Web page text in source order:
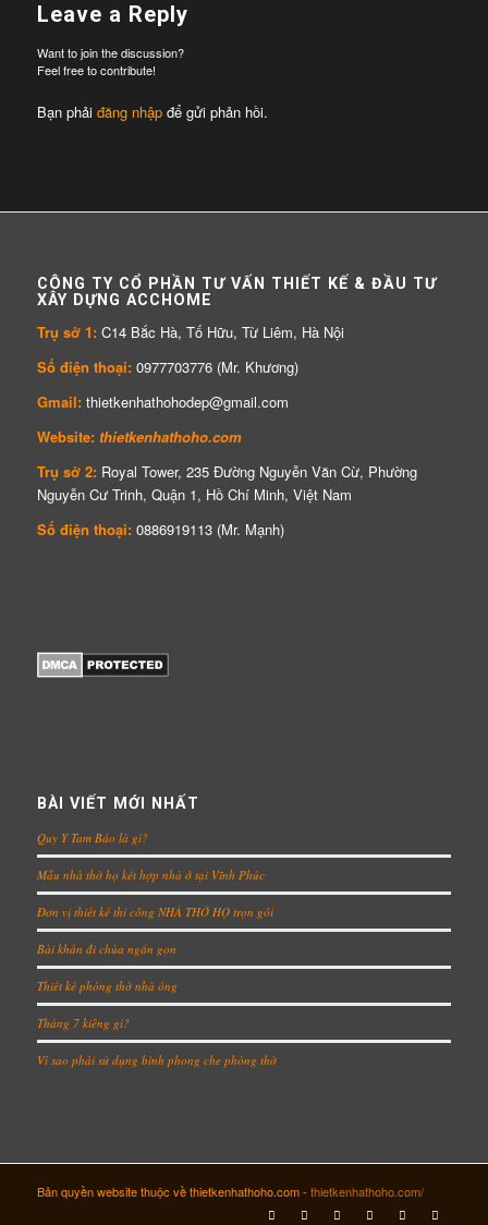
Leave a Reply
Want to join the discussion?
Feel free to contribute!
Bạn phải đăng nhậpđể gửi phản hồi.
CÔNG TY CỔ PHẦN TƯ VẤN THIẾT KẾ & ĐẦU TƯ
XÂY DỰNG ACCHOME
Trụ sở 1:C14 Bắc Hà, Tố Hữu, Từ Liêm, Hà Nội
Số điện thoại:0977703776 (Mr. Khương)
Gmail:thietkenhathohodep@gmail.com
Website:thietkenhathoho.com
Trụ sở 2:Royal Tower, 235 Đường Nguyễn Văn Cừ, Phường
Nguyễn Cư Trinh, Quận 1, Hồ Chí Minh, Việt Nam
Số điện thoại:0886919113 (Mr. Mạnh)
BÀI VIẾT MỚI NHẤT
Quy Y Tam Bảo là gì?
Mẫu nhà thờ họ kết hợp nhà ở tại Vĩnh Phúc
Đơn vị thiết kế thi công NHÀ THỜ HỌ trọn gói
Bài khấn đi chùa ngắn gọn
Thiết kế phòng thờ nhà ống
Tháng 7 kiêng gì?
Vì sao phải sử dụng bình phong che phòng thờ
Bản quyền website thuộc về thietkenhathoho.com - thietkenhathoho.com/